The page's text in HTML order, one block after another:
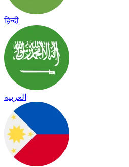
हिन्दी
العربية